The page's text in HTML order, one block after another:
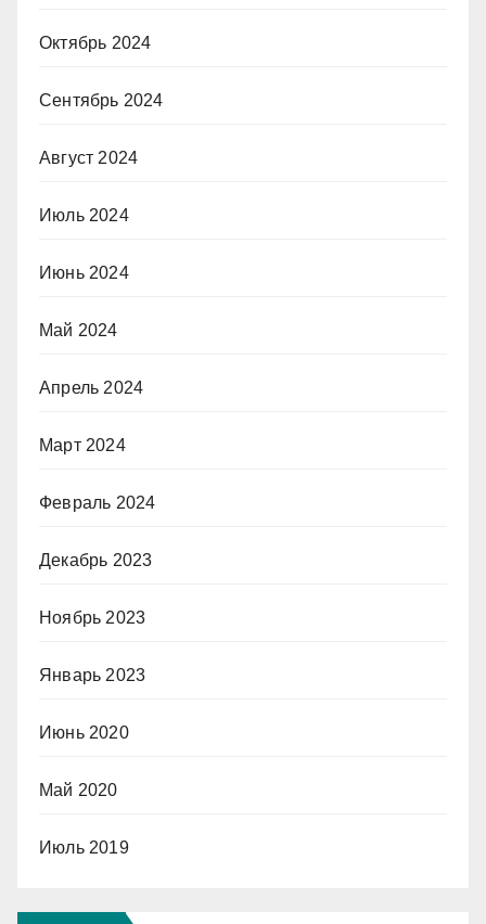
Октябрь 2024
Сентябрь 2024
Август 2024
Июль 2024
Июнь 2024
Май 2024
Апрель 2024
Март 2024
Февраль 2024
Декабрь 2023
Ноябрь 2023
Январь 2023
Июнь 2020
Май 2020
Июль 2019